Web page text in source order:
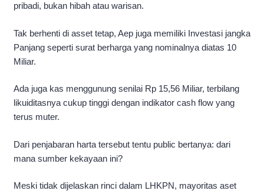
pribadi, bukan hibah atau warisan.
Tak berhenti di asset tetap, Aep juga memiliki Investasi jangka
Panjang seperti surat berharga yang nominalnya diatas 10
Miliar.
Ada juga kas menggunung senilai Rp 15,56 Miliar, terbilang
likuiditasnya cukup tinggi dengan indikator cash flow yang
terus muter.
Dari penjabaran harta tersebut tentu public bertanya: dari
mana sumber kekayaan ini?
Meski tidak dijelaskan rinci dalam LHKPN, mayoritas aset